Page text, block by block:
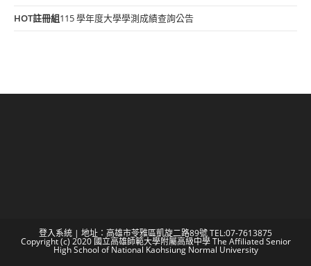
HOT註冊組115 學年度大學學測成績查詢公告
登入系統 | 地址：高雄市苓雅區凱旋二路89號 TEL:07-7613875
Copyright (c) 2020 國立高雄師範大學附屬高級中學 The Affiliated Senior
High School of National Kaohsiung Normal University